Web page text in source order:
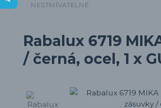
NESTMÍVATELNÉ
Rabalux 6719
/ černá, ocel, 1 x